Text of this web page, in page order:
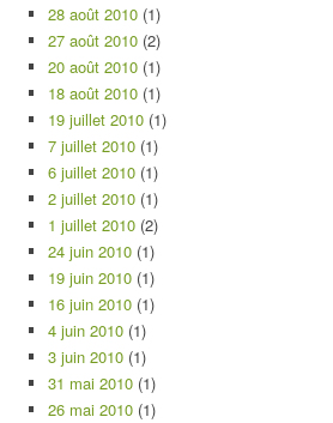
28 août 2010 (1)
27 août 2010 (2)
20 août 2010 (1)
18 août 2010 (1)
19 juillet 2010 (1)
7 juillet 2010 (1)
6 juillet 2010 (1)
2 juillet 2010 (1)
1 juillet 2010 (2)
24 juin 2010 (1)
19 juin 2010 (1)
16 juin 2010 (1)
4 juin 2010 (1)
3 juin 2010 (1)
31 mai 2010 (1)
26 mai 2010 (1)